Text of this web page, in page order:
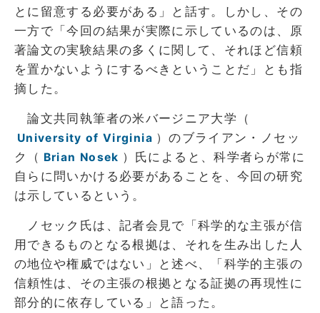
とに留意する必要がある」と話す。しかし、その
一方で「今回の結果が実際に示しているのは、原
著論文の実験結果の多くに関して、それほど信頼
を置かないようにするべきということだ」とも指
摘した。
論文共同執筆者の米バージニア大学（
University of Virginia ）のブライアン・ノセッ
ク（ Brian Nosek ）氏によると、科学者らが常に
自らに問いかける必要があることを、今回の研究
は示しているという。
ノセック氏は、記者会見で「科学的な主張が信
用できるものとなる根拠は、それを生み出した人
の地位や権威ではない」と述べ、「科学的主張の
信頼性は、その主張の根拠となる証拠の再現性に
部分的に依存している」と語った。